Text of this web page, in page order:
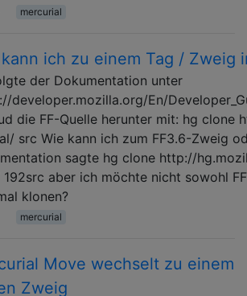
mercurial
ich zu einem Tag / Zweig
der Dokumentation unter
developer.mozilla.org/En/
die FF-Quelle herunter mit: hg clone
src Wie kann ich zum FF3.6-Zweig
sagte hg clone http://
192src aber ich möchte nicht sowohl
klonen?
mercurial
Move wechselt zu einem
Zweig